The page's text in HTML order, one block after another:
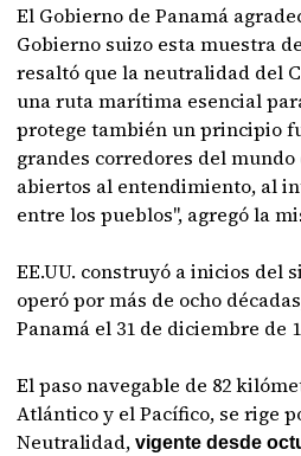
El Gobierno de Panamá
Gobierno suizo esta muestra
resaltó que la neutralidad del
una ruta marítima esencial
protege también un principio
grandes corredores del
abiertos al entendimiento, al
entre los pueblos", agregó la
EE.UU. construyó a inicios del
operó por más de ocho
Panamá el 31 de diciembre de
El paso navegable de 82
Atlántico y el Pacífico, se rige
Neutralidad,vigente desde